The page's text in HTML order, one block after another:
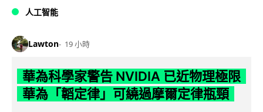
人工智能
Lawton 19 小時
華為科學家警告 NVIDIA 已近物理極限
華為「韜定律」可繞過摩爾定律瓶頸